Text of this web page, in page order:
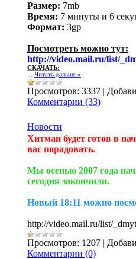
Размер: 7mb
Время: 7 минуты и 6
Формат: 3gp
Посмотреть можно тут:
http://video.mail.ru/list/
СКАЧАТЬ:
Читать дальше »
Просмотров: 3337 |
Комментарии (33)
Новости
Хитман будет готов в
вас порадовать.
Мы осенью 2007 года
сегодня закончили.
Новый 18:11 можно
http://video.mail.ru/list/
Просмотров: 1207 |
Комментарии (0)